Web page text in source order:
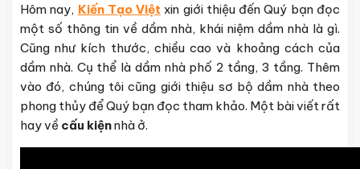
Hôm nay, Kiến Tạo Việt xin giới thiệu đến Quý bạn đọc
một số thông tin về dầm nhà, khái niệm dầm nhà là gì.
Cũng như kích thước, chiều cao và khoảng cách của
dầm nhà. Cụ thể là dầm nhà phố 2 tầng, 3 tầng. Thêm
vào đó, chúng tôi cũng giới thiệu sơ bộ dầm nhà theo
phong thủy để Quý bạn đọc tham khảo. Một bài viết rất
hay về cấu kiệnnhà ở.